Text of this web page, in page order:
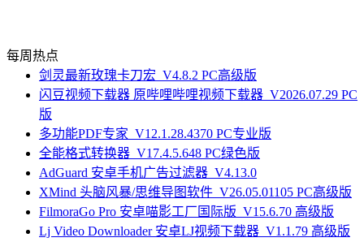
每周热点
剑灵最新玫瑰卡刀宏_V4.8.2 PC高级版
闪豆视频下载器 原哔哩哔哩视频下载器_V2026.07.29 PC
版
多功能PDF专家_V12.1.28.4370 PC专业版
全能格式转换器_V17.4.5.648 PC绿色版
AdGuard 安卓手机广告过滤器_V4.13.0
XMind 头脑风暴/思维导图软件_V26.05.01105 PC高级版
FilmoraGo Pro 安卓喵影工厂国际版_V15.6.70 高级版
Lj Video Downloader 安卓LJ视频下载器_V1.1.79 高级版